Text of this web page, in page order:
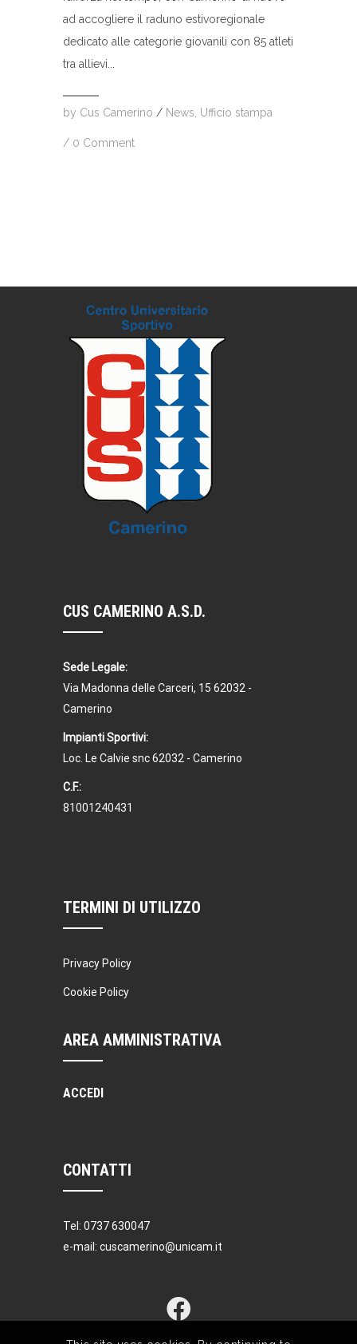
ad accogliere il raduno estivoregionale
dedicato alle categorie giovanili con 85 atleti
tra allievi...
by Cus Camerino / News, Ufficio stampa
/ 0 Comment
CUS CAMERINO A.S.D.
Sede Legale:
Via Madonna delle Carceri, 15 62032 -
Camerino
Impianti Sportivi:
Loc. Le Calvie snc 62032 - Camerino
C.F.:
81001240431
TERMINI DI UTILIZZO
Privacy Policy
Cookie Policy
AREA AMMINISTRATIVA
ACCEDI
CONTATTI
Tel: 0737 630047
e-mail: cuscamerino@unicam.it